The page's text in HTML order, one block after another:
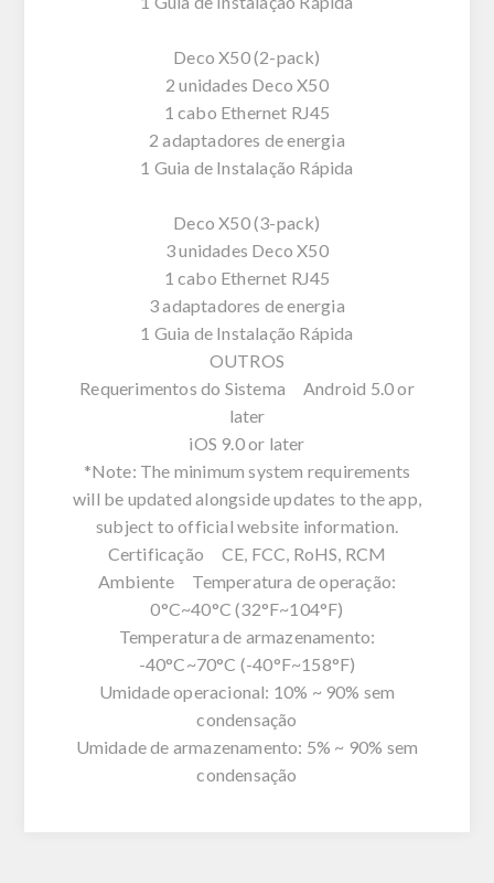
Deco X50 (2-pack)
2 unidades Deco X50
1 cabo Ethernet RJ45
2 adaptadores de energia
1 Guia de Instalação Rápida
Deco X50 (3-pack)
3 unidades Deco X50
1 cabo Ethernet RJ45
3 adaptadores de energia
1 Guia de Instalação Rápida
OUTROS
Requerimentos do Sistema Android 5.0 or
later
iOS 9.0 or later
*Note: The minimum system requirements
will be updated alongside updates to the app,
subject to official website information.
Certificação CE, FCC, RoHS, RCM
Ambiente Temperatura de operação:
0°C~40°C (32°F~104°F)
Temperatura de armazenamento:
-40°C~70°C (-40°F~158°F)
Umidade operacional: 10% ~ 90% sem
condensação
Umidade de armazenamento: 5% ~ 90% sem
condensação